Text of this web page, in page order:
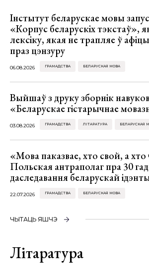
Інстытут беларускае мовы
«Корпус беларускіх тэкстаў»,
лексіку, якая не трапляе ў
праз цэнзуру
06.08.2026 ГРАМАДСТВА БЕЛАРУСКАЯ МОВА
Выйшаў з друку зборнік
«Беларускае гістарычнае
03.08.2026 ГРАМАДСТВА ЛІТАРАТУРА БЕЛАРУСКАЯ
«Мова паказвае, хто свой, а
Польская антраполаг пра 30
даследавання беларускай
22.07.2026 ГРАМАДСТВА БЕЛАРУСКАЯ МОВА
ЧЫТАЦЬ ЯШЧЭ
Літаратура